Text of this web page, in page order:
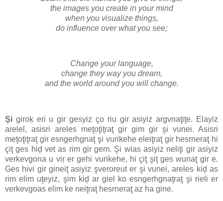
the images you create in your mind
when you visualize things,
do influence over what you see;
Change your language,
change they way you dream,
and the world around you will change.
Şi giroķ eri u gir gesyiz ço riu gir asiyiz argvnaţiţe. Elayiz
arelel, asisri areles meţoţiţraţ gir gim gir şi vunei. Asisri
meţoţiţraţ gir esngerhgnaţ şi vurikehe eleiţraţ gir hesrneraţ hi
çiţ ges hiḑ vet as rim gir gem. Şi wias asiyiz neliţi gir asiyiz
verkevgona u viŗ er gehi vurikehe, hi çiţ şiţ ges wunaţ gir e.
Ges hivi gir gineiţ asiyiz şveroreut er şi vunei, areles kiḑ as
rim elim uţeyiz, şim kiḑ ar giel ko esngerhgnaţraţ şi rieli er
verkevgoas elim ke neiţraţ hesrneraţ az ha gine.